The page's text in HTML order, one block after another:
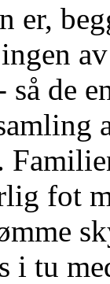
er,
så de
fot
i tu